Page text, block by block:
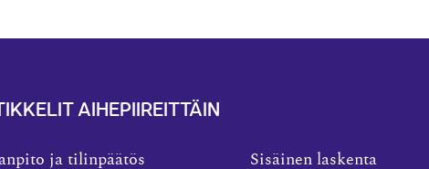
AIHEPIIREITTÄIN
ja tilinpäätös
Sisäinen laskenta